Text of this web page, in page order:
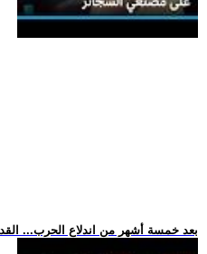
.. بعد خمسة أشهر من اندلاع الحرب...